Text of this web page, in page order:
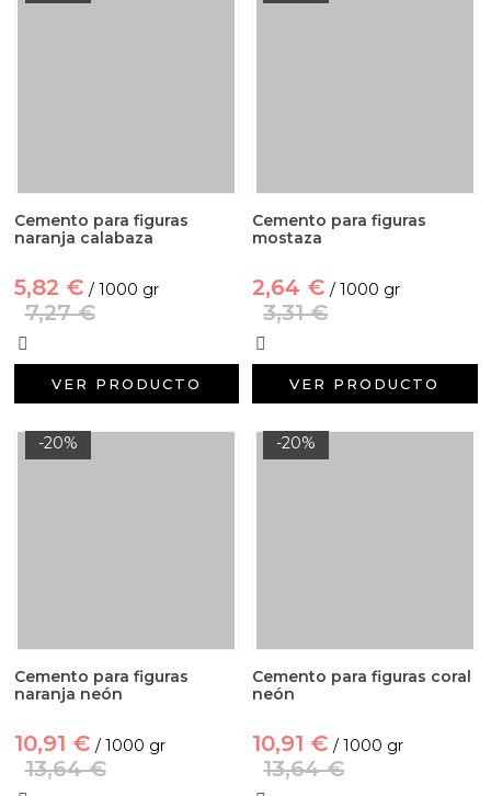
Cemento para figuras
naranja calabaza
5,82 € / 1000 gr
7,27 €
VER PRODUCTO
Cemento para figuras
mostaza
2,64 € / 1000 gr
3,31 €
VER PRODUCTO
-20%
Cemento para figuras
naranja neón
10,91 € / 1000 gr
13,64 €
-20%
Cemento para figuras coral
neón
10,91 € / 1000 gr
13,64 €